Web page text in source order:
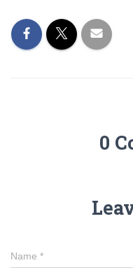
0
Name *